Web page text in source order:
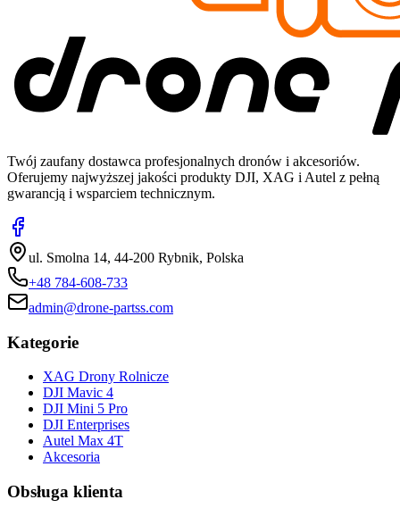
Twój zaufany dostawca profesjonalnych dronów i akcesoriów.
Oferujemy najwyższej jakości produkty DJI, XAG i Autel z pełną
gwarancją i wsparciem technicznym.
ul. Smolna 14, 44-200 Rybnik, Polska
+48 784-608-733
admin@drone-partss.com
Kategorie
XAG Drony Rolnicze
DJI Mavic 4
DJI Mini 5 Pro
DJI Enterprises
Autel Max 4T
Akcesoria
Obsługa klienta